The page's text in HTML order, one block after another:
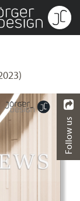
Follow us